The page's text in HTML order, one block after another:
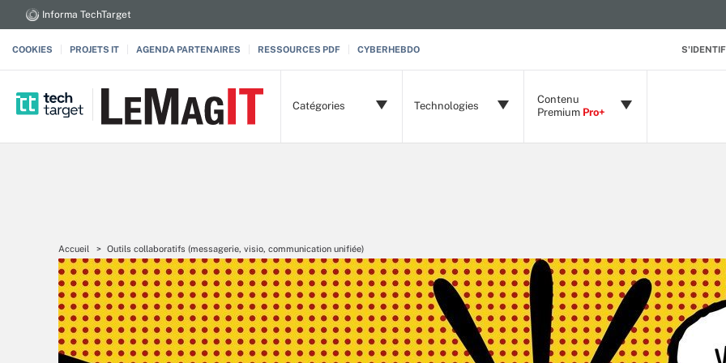
Informa TechTarget
COOKIES PROJETS IT AGENDA PARTENAIRES RESSOURCES PDF CYBERHEBDO
Catégories Technologies
Contenu
Premium Pro+
Accueil Outils collaboratifs (messagerie, visio, communication unifiée)